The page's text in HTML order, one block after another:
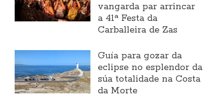
vangarda par arrincar
a 41ª Festa da
Carballeira de Zas
Guía para gozar da
eclipse no esplendor da
súa totalidade na Costa
da Morte